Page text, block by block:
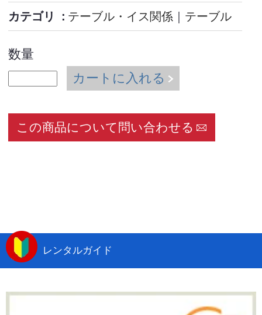
カテゴリ テーブル・イス関係 テーブル
数量
カートに入れる
この商品について問い合わせる
レンタルガイド